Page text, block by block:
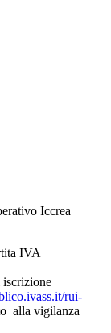
Iccrea
IVA
rui-
alla vigilanza